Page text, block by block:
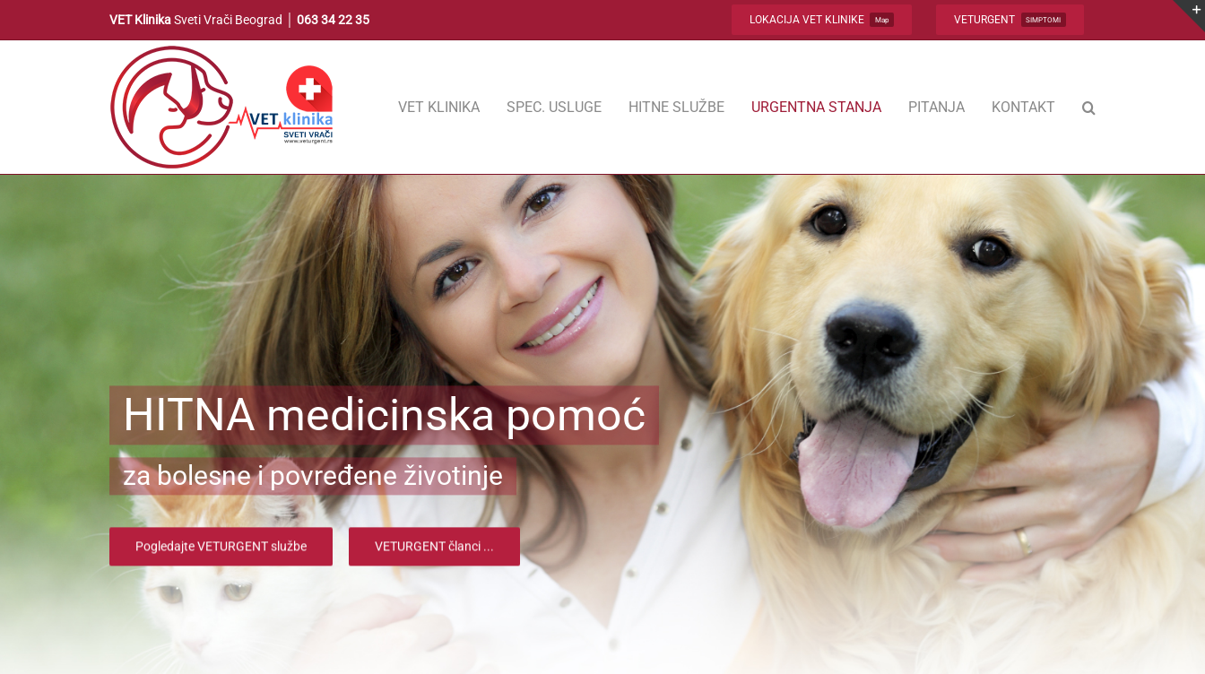
content
VET KlinikaSveti Vrači Beograd │ 063 34 22 35 LOKACIJA VET KLINIKE Map VETURGENT SIMPTOMI
VET KLINIKA SPEC. USLUGE HITNE SLUŽBE URGENTNA STANJA PITANJA KONTAKT
HITNA medicinska pomoć
za bolesne i povređene životinje
Pogledajte VETURGENT službe VETURGENT članci ...